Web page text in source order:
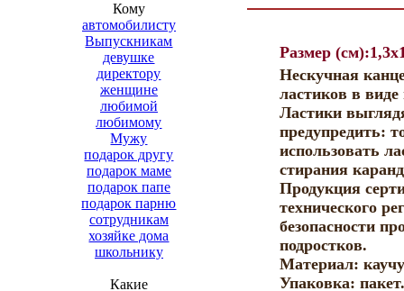
Кому
автомобилисту
Выпускникам
девушке
директору
женщине
любимой
любимому
Мужу
подарок другу
подарок маме
подарок папе
подарок парню
сотрудникам
хозяйке дома
школьнику
Какие
Размер
Нескучная
ластиков в
Ластики
предупредить:
использовать
стирания
Продукция
технического
безопасности
подростков.
Материал:
Упаковка: пакет.